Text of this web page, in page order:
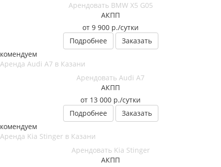
Арендовать BMW X5 G05
АКПП
от 9 900 р./сутки
Подробнее
Заказать
Арендовать Audi A7
АКПП
от 13 000 р./сутки
Подробнее
Заказать
Арендовать Kia Stinger
АКПП